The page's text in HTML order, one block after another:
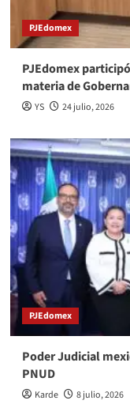
PJEdomex
PJEdomex
materia de
YS 24 julio, 2026
PJEdomex
Poder Judicial
PNUD
Karde 8 julio, 2026